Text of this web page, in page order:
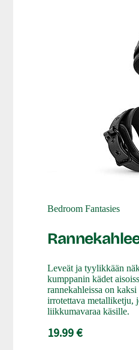
Bedroom Fantasies
Leveät ja tyylikkään
kumppanin kädet
rannekahleissa on
irrotettava metalliketju,
liikkumavaraa käsille.
19.99 €